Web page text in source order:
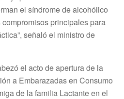
el síndrome de alcohólico
principales para
señaló el ministro de
el acto de apertura de la
a Embarazadas en Consumo
de la familia Lactante en el